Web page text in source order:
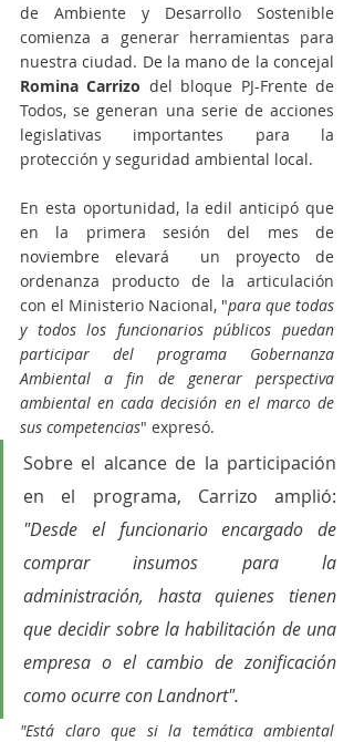
de Ambiente y Desarrollo Sostenible
comienza a generar herramientas para
Romina Carrizo del bloque PJ-Frente de
Todos, se generan una serie de acciones
legislativas importantes para la
protección y seguridad ambiental local.
En esta oportunidad, la edil anticipó que
en la primera sesión del mes de
noviembre elevará  un proyecto de
ordenanza producto de la articulación
con el Ministerio Nacional, "para que todas
y todos los funcionarios públicos puedan
participar del programa Gobernanza
Ambiental a fin de generar perspectiva
ambiental en cada decisión en el marco de
sus competencias" expresó.
Sobre el alcance de la participación
"Desde el funcionario encargado de
comprar insumos para la
administración, hasta quienes tienen
que decidir sobre la habilitación de una
empresa o el cambio de zonificación
como ocurre con Landnort".
"Está claro que si la temática ambiental